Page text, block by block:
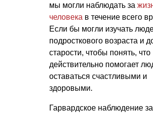
мы могли наблюдать за
человека в течение всего
Если бы могли изучать
подросткового возраста и
старости, чтобы понять, что
действительно помогает
оставаться счастливыми и
здоровыми.
Гарвардское наблюдение за